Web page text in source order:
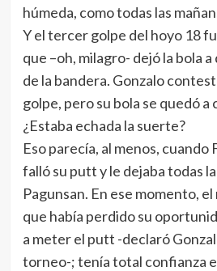
húmeda, como todas las
Y el tercer golpe del hoyo 18
que –oh, milagro- dejó la bola
de la bandera. Gonzalo
golpe, pero su bola se quedó a
¿Estaba echada la suerte?
Eso parecía, al menos, cuando
falló su putt y le dejaba todas
Pagunsan. En ese momento,
que había perdido su
a meter el putt -declaró
torneo-; tenía total confianza